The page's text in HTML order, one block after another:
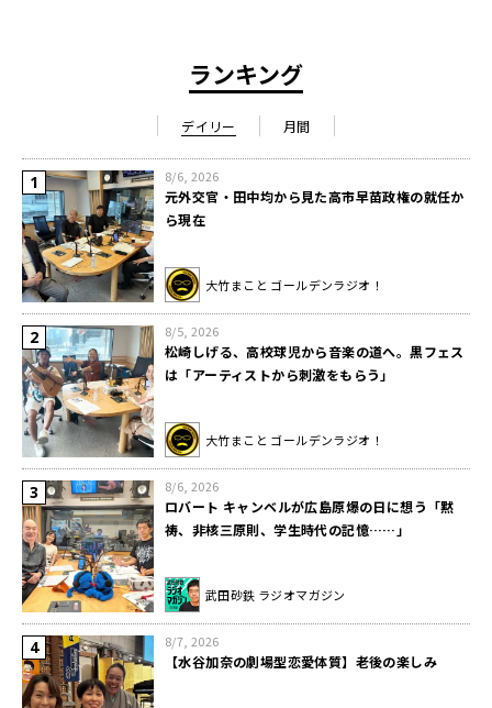
ランキング
デイリー 月間
8/6, 2026
元外交官・田中均から見た高市早苗政権の就任か
ら現在
大竹まこと ゴールデンラジオ！
8/5, 2026
松崎しげる、高校球児から音楽の道へ。黒フェス
は「アーティストから刺激をもらう」
大竹まこと ゴールデンラジオ！
8/6, 2026
ロバート キャンベルが広島原爆の日に想う「黙
祷、非核三原則、学生時代の記憶……」
武田砂鉄 ラジオマガジン
8/7, 2026
【水谷加奈の劇場型恋愛体質】老後の楽しみ